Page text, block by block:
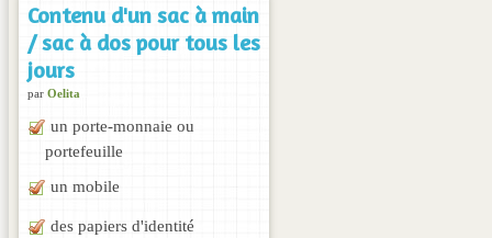
Contenu d'un sac à main
/ sac à dos pour tous les
jours
par Oelita
un porte-monnaie ou
portefeuille
un mobile
des papiers d'identité